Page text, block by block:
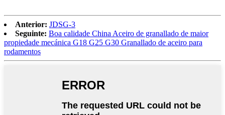
Anterior: JDSG-3
Seguinte: Boa calidade China Aceiro de granallado de maior
propiedade mecánica G18 G25 G30 Granallado de aceiro para
rodamentos